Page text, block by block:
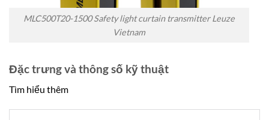
MLC500T20-1500 Safety light curtain transmitter Leuze
Vietnam
Đặc trưng và thông số kỹ thuật
Tìm hiểu thêm